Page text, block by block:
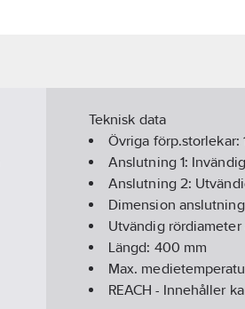
Teknisk data
Övriga förp.storlekar:
Anslutning 1:
Anslutning 2:
Dimension anslutning
Utvändig
Längd: 400 mm
Max.
REACH - Innehåller